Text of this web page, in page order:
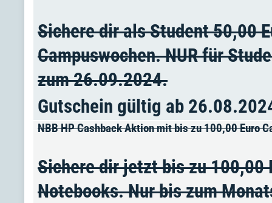
Sichere dir als Student 50,00
Campuswochen. NUR für
zum 26.09.2024.
Gutschein gültig ab
NBB HP Cashback Aktion mit bis zu 100,00 Euro
Sichere dir jetzt bis zu 100,00
Notebooks. Nur bis zum